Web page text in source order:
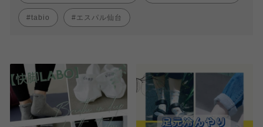
tabio エスパル仙台